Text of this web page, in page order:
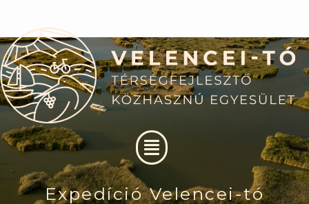
content
Menu
Expedíció Velencei-tó